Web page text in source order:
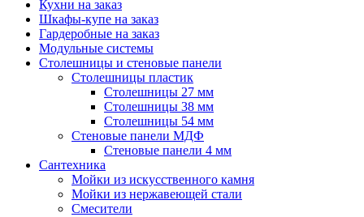
Кухни на заказ
Шкафы-купе на заказ
Гардеробные на заказ
Модульные системы
Столешницы и стеновые панели
Столешницы пластик
Столешницы 27 мм
Столешницы 38 мм
Столешницы 54 мм
Стеновые панели МДФ
Стеновые панели 4 мм
Сантехника
Мойки из искусственного камня
Мойки из нержавеющей стали
Смесители